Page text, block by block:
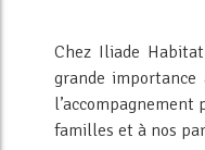
Chez Iliade
grande
familles et à nos